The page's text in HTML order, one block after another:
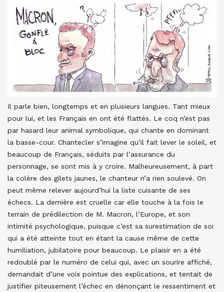
Il parle bien, longtemps et en plusieurs langues. Tant mieux
pour lui, et les Français en ont été flattés. Le coq n’est pas
par hasard leur animal symbolique, qui chante en dominant
la basse-cour. Chantecler s’imagine qu’il fait lever le soleil, et
beaucoup de Français, séduits par l’assurance du
personnage, se sont mis à y croire. Malheureusement, à part
la colère des gilets jaunes, le chanteur n’a rien soulevé. On
peut même relever aujourd’hui la liste cuisante de ses
échecs. La dernière est cruelle car elle touche à la fois le
terrain de prédilection de M. Macron, l’Europe, et son
intimité psychologique, puisque c’est sa surestimation de soi
qui a été atteinte tout en étant la cause même de cette
humiliation, jubilatoire pour beaucoup. Le plaisir en a été
redoublé par le numéro de celui qui, avec un sourire affiché,
demandait d’une voix pointue des explications, et tentait de
justifier piteusement l’échec en dénonçant le ressentiment et